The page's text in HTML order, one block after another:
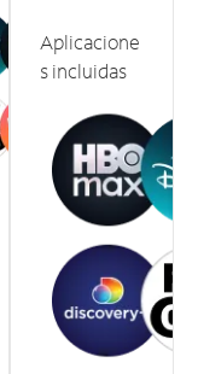
Aplicacione
s incluidas